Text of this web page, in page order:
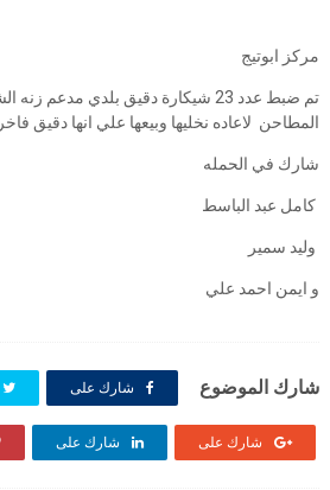
مركز ابوتيج
المطاحن لاعاده نخليها وبيعها علي انها دقيق فاخر
شارك في الحمله
كامل عبد الباسط
وليد سمير
و ايمن احمد علي
شارك الموضوع شارك على
شارك على شارك على